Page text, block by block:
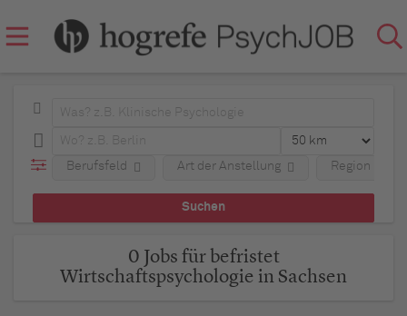
Berufsfeld Art der Anstellung Region
0 Jobs für befristet
Wirtschaftspsychologie in Sachsen